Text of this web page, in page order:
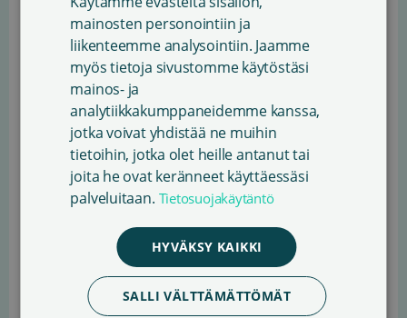
jälkeen seuraa luovan kirjoittamisen vaihe.
Kirjoittamisessani kielen tuottaminen on siis
prosessinakin eri kuin varsinaisten ajatusten
kokoaminen, Heikkilä sanoo.
Kirjallisessa työssä oman äänen löytäminen
onkin osa-alue, joka vaatii Heikkilän mielestä
eniten aikaa. Hän kokee esimerkiksi tietokirjan
jäävän vain katsaukseksi, jos kirjailijan oma ääni
ei näy tekstissä.
– Kirjallisuuden voima on juuri kielessä ja
kirjoittajan omassa äänessä sen ohella, että on
jotakin sanottavaa.
SWEDISH
mainosten personointiin ja
liikenteemme analysointiin. Jaamme
myös tietoja sivustomme käytöstäsi
mainos- ja
analytiikkakumppaneidemme kanssa,
jotka voivat yhdistää ne muihin
tietoihin, jotka olet heille antanut tai
joita he ovat keränneet käyttäessäsi
palveluitaan. Tietosuojakäytäntö
HYVÄKSY KAIKKI
SALLI VÄLTTÄMÄTTÖMÄT